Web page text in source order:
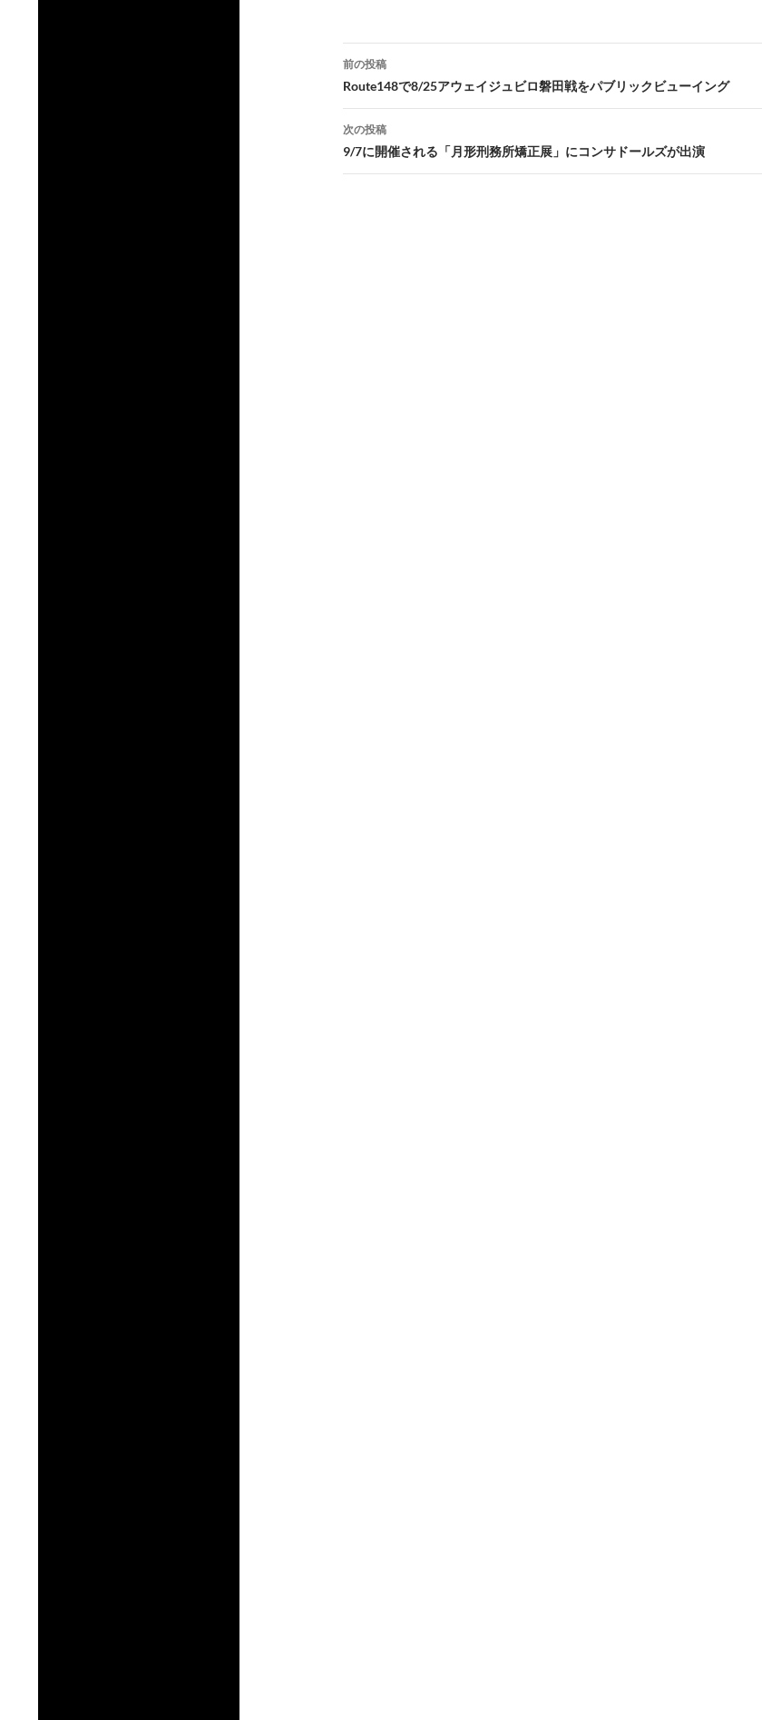
投
稿
ナ
ビ
前の投稿
Route148で8/25アウェイジュビロ磐田戦をパブリックビューイング
次の投稿
9/7に開催される「月形刑務所矯正展」にコンサドールズが出演